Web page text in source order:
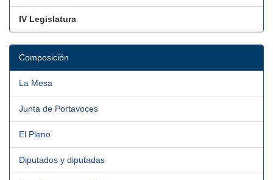
IV Legislatura
Composición
La Mesa
Junta de Portavoces
El Pleno
Diputados y diputadas